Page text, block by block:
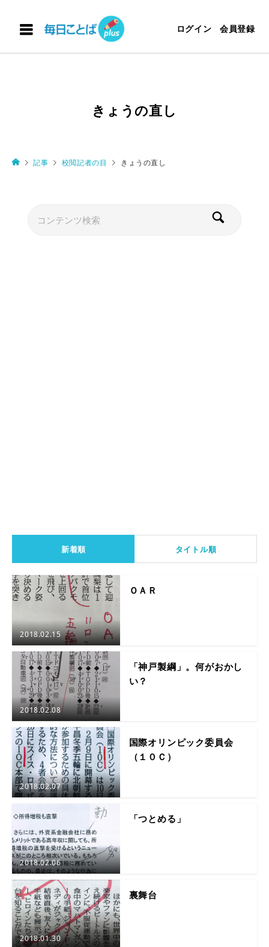
ログイン 会員登録
きょうの直し
記事 校閲記者の目 きょうの直し
新着順 タイトル順
2018.02.15
ＯＡＲ
2018.02.08
「神戸製綱」。何がおかし
い？
2018.02.07
国際オリンピック委員会
（１０Ｃ）
2018.02.06
「つとめる」
2018.01.30
裏舞台